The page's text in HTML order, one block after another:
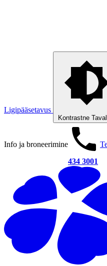
Ligipääsetavus
Kontrastne
Info ja broneerimine
434 3001